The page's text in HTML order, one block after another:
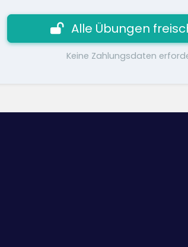
Alle Übungen
Keine Zahlungsdaten